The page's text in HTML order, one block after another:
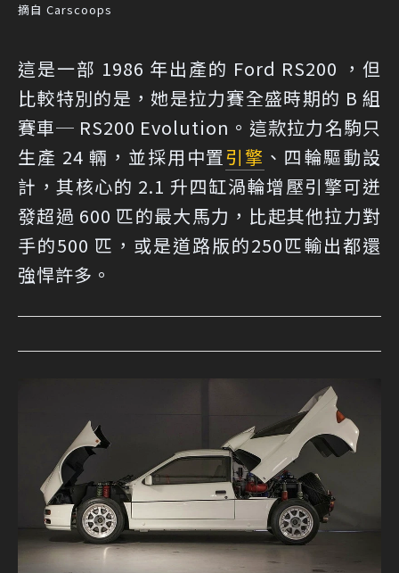
摘自 Carscoops
這是一部 1986 年出產的 Ford RS200 ，但
比較特別的是，她是拉力賽全盛時期的 B 組
賽車─ RS200 Evolution。這款拉力名駒只
生產 24 輛，並採用中置 引擎 、四輪驅動設
計，其核心的 2.1 升四缸渦輪增壓引擎可迸
發超過 600 匹的最大馬力，比起其他拉力對
手的500 匹，或是道路版的250匹輸出都還
強悍許多。